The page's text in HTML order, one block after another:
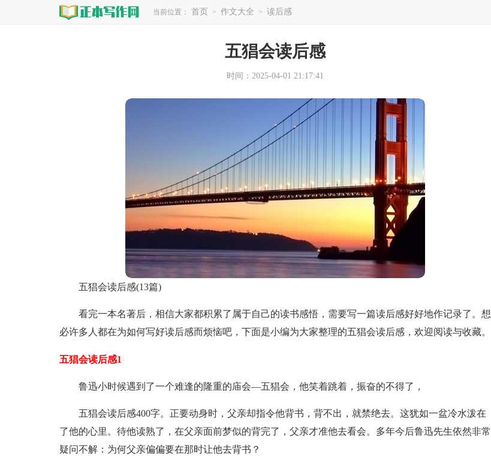
当前位置： 首页 > 作文大全 > 读后感
五猖会读后感
时间：2025-04-01 21:17:41
五猖会读后感(13篇)
看完一本名著后，相信大家都积累了属于自己的读书感悟，需要写一篇读后感好好地作记录了。想
必许多人都在为如何写好读后感而烦恼吧，下面是小编为大家整理的五猖会读后感，欢迎阅读与收藏。
五猖会读后感1
鲁迅小时候遇到了一个难逢的隆重的庙会—五猖会，他笑着跳着，振奋的不得了，
五猖会读后感400字。正要动身时，父亲却指令他背书，背不出，就禁绝去。这犹如一盆冷水泼在
了他的心里。待他读熟了，在父亲面前梦似的背完了，父亲才准他去看会。多年今后鲁迅先生依然非常
疑问不解：为何父亲偏偏要在那时让他去背书？